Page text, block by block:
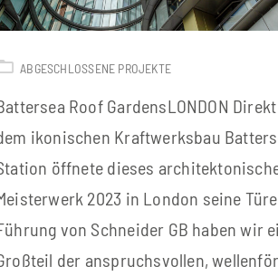
ABGESCHLOSSENE PROJEKTE
Roof GardensLONDON
ikonischen Kraftwerksbau
öffnete dieses
2023 in London seine
von Schneider GB haben wir
der anspruchsvollen,